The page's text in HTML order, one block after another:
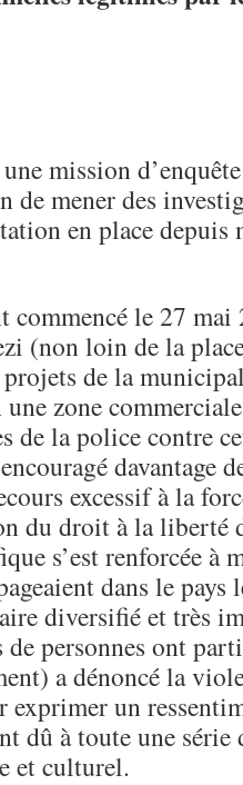
mission
de mener des
en place depuis
commencé le 27 mai
(non loin de la
de la
zone
de la police contre
davantage
excessif à la
du droit à la liberté
s’est renforcée à
dans le pays
diversifié et très
personnes ont
a dénoncé la
exprimer un
dû à toute une série
et culturel.